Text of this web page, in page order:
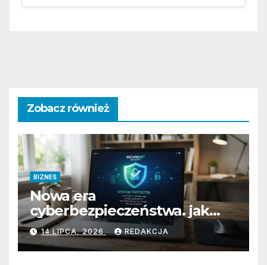
Zobacz również
BIZNES
Nowa era
cyberbezpieczeństwa. jak
przygotować firmę na
wyzwania prawne i
technologiczne?
14 LIPCA, 2026 REDAKCJA